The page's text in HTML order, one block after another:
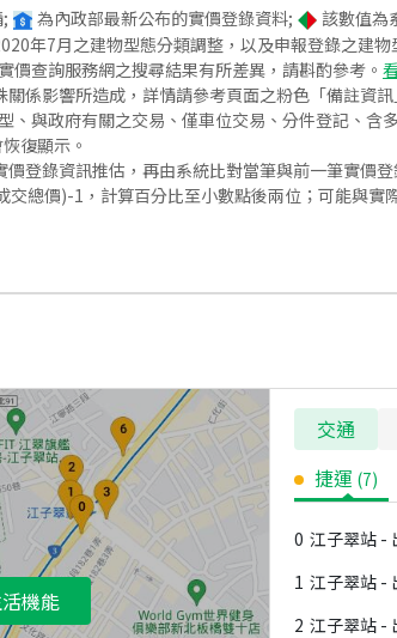
為內政部最新公布的實價登錄資料; 該數值為
年7月之建物型態分類調整，以及申報登錄之建
價查詢服務網之搜尋結果有所差異，請斟酌參考。
係影響所造成，詳情請參考頁面之粉色「備註資
、與政府有關之交易、僅車位交易、分件登記、
復顯示。
登錄資訊推估，再由系統比對當筆與前一筆實價
總價)-1，計算百分比至小數點後兩位；可能與實
機能
交通
捷運 (7)
0 江子翠站 -
1 江子翠站 -
2 江子翠站 -